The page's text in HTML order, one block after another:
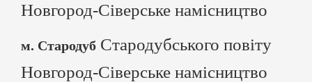
Новгород-Сіверське намісництво
м. Стародуб Стародубського повіту
Новгород-Сіверське намісництво